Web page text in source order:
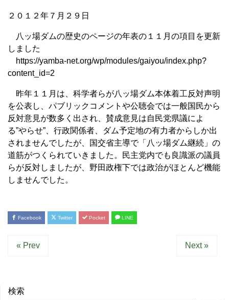
２０１２年７月２９日
八ッ場ダムの歴史のページの年表の１１月の項目を更新
しました
https://yamba-net.org/wp/modules/gaiyou/index.php?
content_id=2
昨年１１月は、科学者らが八ッ場ダム本体着工反対声明
を公表し、パブリックコメントや公聴会では一般国民から
反対意見が数多く出され、賛成意見は自民党県議によ
る”やらせ”、行政関係者、ダム予定地の有力者からしか出
されませんでしたが、国交省主導で「八ッ場ダム継続」の
道筋がつくられていきました。民主党内でも良識派の議員
らが反対しましたが、野田政権下では政治がほとんど機能
しませんでした。
Facebook Twitter Pocket LINE
« Prev Next »
検索